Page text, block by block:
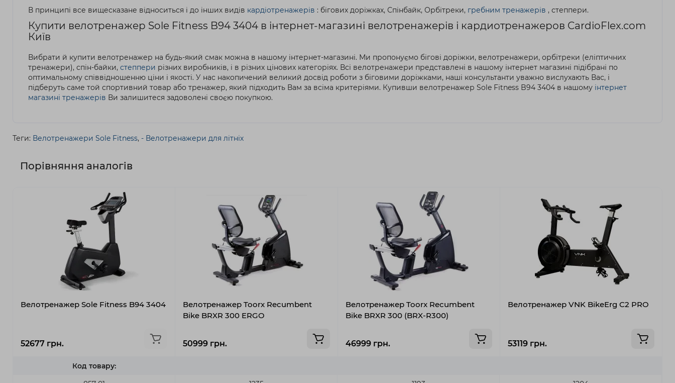
В принципі все вищесказане відноситься і до інших видів кардіотренажерів : бігових доріжках, Спінбайк, Орбітреки, гребним тренажерів , степпери.
Купити велотренажер Sole Fitness B94 3404 в інтернет-магазині велотренажерів і кардиотренажеров CardioFlex.com
Київ
Вибрати й купити велотренажер на будь-який смак можна в нашому інтернет-магазині. Ми пропонуємо бігові доріжки, велотренажери, орбітреки (еліптичних
тренажери), спін-байки, степпери різних виробників, і в різних цінових категоріях. Всі велотренажери представлені в нашому інтернет магазині підібрані по
оптимальному співвідношенню ціни і якості. У нас накопичений великий досвід роботи з біговими доріжками, наші консультанти уважно вислухають Вас, і
підберуть саме той спортивний товар або тренажер, який підходить Вам за всіма критеріями. Купивши велотренажер Sole Fitness B94 3404 в нашому інтернет
магазині тренажерів Ви залишитеся задоволені своєю покупкою.
Теги: Велотренажери Sole Fitness, - Велотренажери для літніх
Порівняння аналогів
Велотренажер Sole Fitness B94 3404
52677 грн.
Код товару:
Велотренажер Toorx Recumbent
Bike BRXR 300 ERGO
50999 грн.
Велотренажер Toorx Recumbent
Bike BRXR 300 (BRX-R300)
46999 грн.
Велотренажер VNK BikeErg C2 PRO
53119 грн.